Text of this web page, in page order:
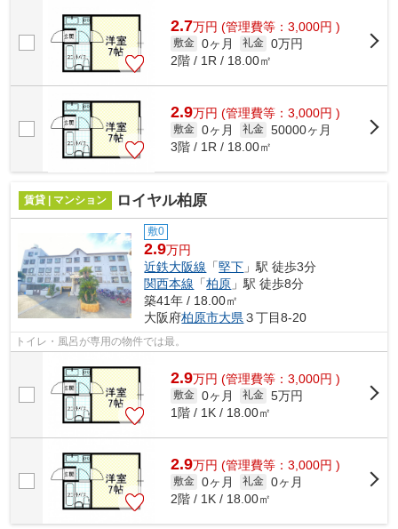
2.7万円 (管理費等：3,000円 )
敷金 0ヶ月 礼金 0万円
2階 / 1R / 18.00㎡
2.9万円 (管理費等：3,000円 )
敷金 0ヶ月 礼金 50000ヶ月
3階 / 1R / 18.00㎡
賃貸 | マンション ロイヤル柏原
敷0
2.9万円
近鉄大阪線 「堅下 」駅 徒歩3分
関西本線 「柏原 」駅 徒歩8分
築41年 / 18.00㎡
大阪府柏原市大県 ３丁目8-20
トイレ・風呂が専用の物件では最。
2.9万円 (管理費等：3,000円 )
敷金 0ヶ月 礼金 5万円
1階 / 1K / 18.00㎡
2.9万円 (管理費等：3,000円 )
敷金 0ヶ月 礼金 0ヶ月
2階 / 1K / 18.00㎡